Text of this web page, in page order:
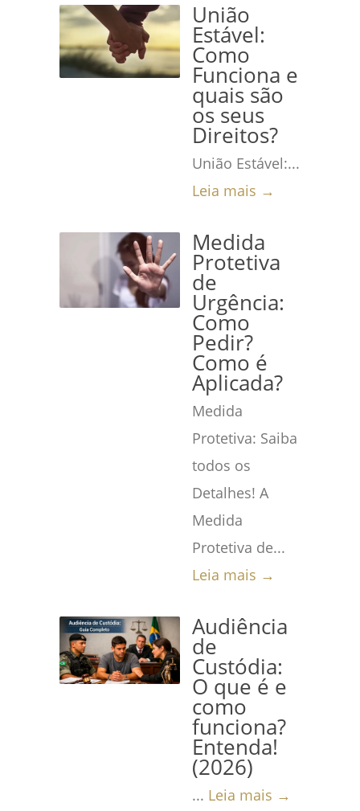
União
Estável:
Como
Funciona e
quais são
os seus
Direitos?
União Estável:...
Leia mais →
Medida
Protetiva
de
Urgência:
Como
Pedir?
Como é
Aplicada?
Medida
Protetiva: Saiba
todos os
Detalhes! A
Medida
Protetiva de...
Leia mais →
Audiência
de
Custódia:
O que é e
como
funciona?
Entenda!
(2026)
... Leia mais →